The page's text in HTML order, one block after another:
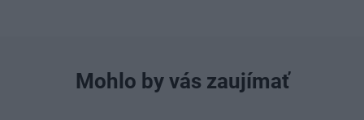
Mohlo by vás zaujímať